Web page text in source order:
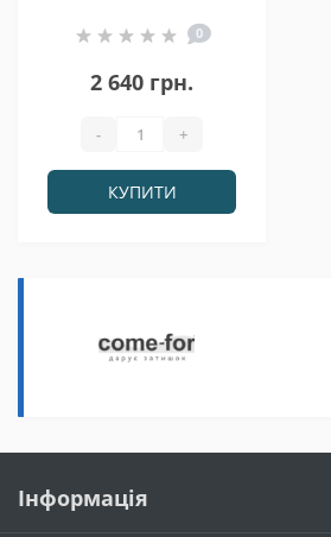
0
2 640 грн.
- +
КУПИТИ
Інформація